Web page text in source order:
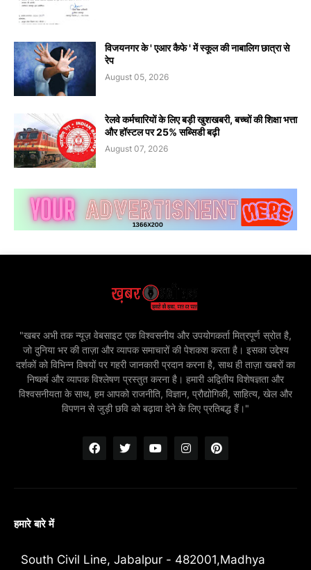
विजयनगर के ' एआर कैफे ' में स्कूल की नाबालिग छात्रा से
रेप
August 05, 2026
रेलवे कर्मचारियों के लिए बड़ी खुशखबरी, बच्चों की शिक्षा भत्ता
और हॉस्टल पर 25% सब्सिडी बढ़ी
August 07, 2026
"खबर अभी तक न्यूज़ वेबसाइट एक विश्वसनीय और उपयोगकर्ता मित्रपूर्ण स्रोत है,
जो दुनिया भर की ताज़ा और व्यापक समाचारों की पेशकश करता है। इसका उद्देश्य
दर्शकों को विभिन्न विषयों पर गहरी जानकारी प्रदान करना है, साथ ही ताज़ा खबरों का
निष्कर्ष और व्यापक विश्लेषण प्रस्तुत करना है। हमारी अद्वितीय विशेषज्ञता और
विश्वसनीयता के साथ, हम आपको राजनीति, विज्ञान, प्रौद्योगिकी, साहित्य, खेल और
विपणन से जुड़ी छवि को बढ़ावा देने के लिए प्रतिबद्ध हैं।"
हमारे बारे में
South Civil Line, Jabalpur - 482001,Madhya